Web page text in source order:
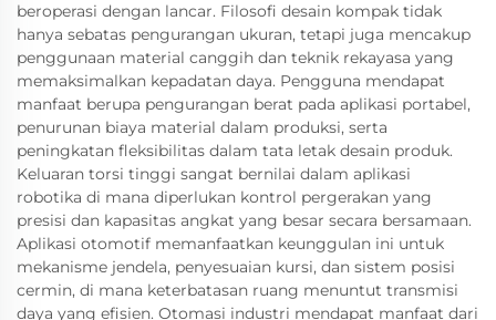
beroperasi dengan lancar. Filosofi desain kompak tidak
hanya sebatas pengurangan ukuran, tetapi juga mencakup
penggunaan material canggih dan teknik rekayasa yang
memaksimalkan kepadatan daya. Pengguna mendapat
manfaat berupa pengurangan berat pada aplikasi portabel,
penurunan biaya material dalam produksi, serta
peningkatan fleksibilitas dalam tata letak desain produk.
Keluaran torsi tinggi sangat bernilai dalam aplikasi
robotika di mana diperlukan kontrol pergerakan yang
presisi dan kapasitas angkat yang besar secara bersamaan.
Aplikasi otomotif memanfaatkan keunggulan ini untuk
mekanisme jendela, penyesuaian kursi, dan sistem posisi
cermin, di mana keterbatasan ruang menuntut transmisi
daya yang efisien. Otomasi industri mendapat manfaat dari